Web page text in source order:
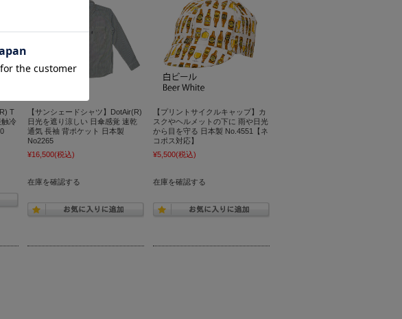
T
触冷
【サンシェードシャツ】DotAir(R)
日光を遮り涼しい 日傘感覚 速乾
通気 長袖 背ポケット 日本製
No2265
¥16,500(税込)
在庫を確認する
【プリントサイクルキャップ】カ
スクやヘルメットの下に 雨や日光
から目を守る 日本製 No.4551【ネ
コポス対応】
¥5,500(税込)
在庫を確認する